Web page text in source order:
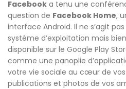
Facebook a tenu une
question de Facebook Home,
interface Android. Il ne s’agit
système d’exploitation mais
disponible sur le Google Play
comme une panoplie
votre vie sociale au cœur de
publications et photos de vos